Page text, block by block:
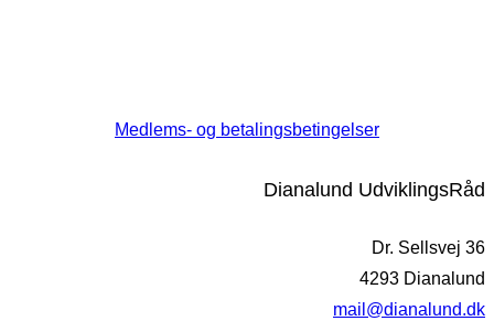
Medlems- og betalingsbetingelser
Dianalund UdviklingsRåd
Dr. Sellsvej 36
4293 Dianalund
mail@dianalund.dk